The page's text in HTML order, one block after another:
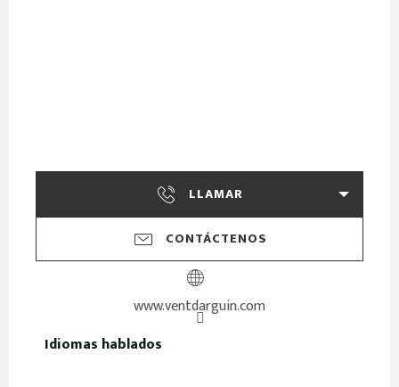
LLAMAR
CONTÁCTENOS
www.ventdarguin.com
Idiomas hablados
Idiomas hablados